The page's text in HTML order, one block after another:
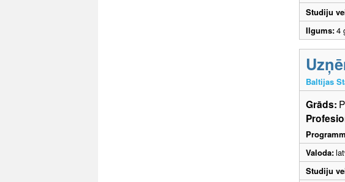
Studiju
Ilgums:4
Baltijas
Grāds:
Valoda:
Studiju